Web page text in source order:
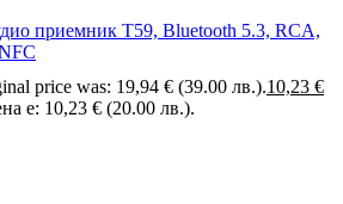
приемник T59, Bluetooth 5.3, RCA,
price was: 19,94 € (39.00 лв.).10,23 €
е: 10,23 € (20.00 лв.).